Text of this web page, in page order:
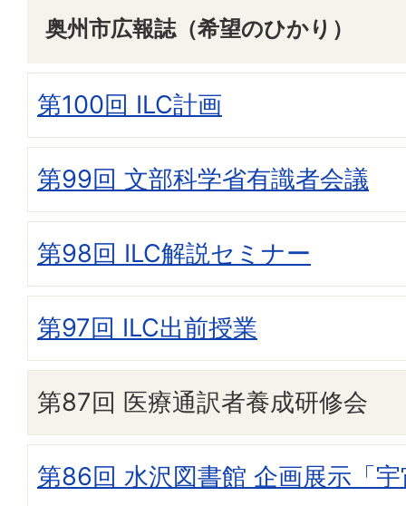
奥州市広報誌（希望のひかり）
第100回 ILC計画
第99回 文部科学省有識者会議
第98回 ILC解説セミナー
第97回 ILC出前授業
第87回 医療通訳者養成研修会
第86回 水沢図書館 企画展示「